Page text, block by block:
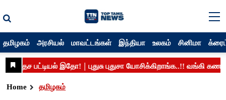
தமிழகம் அரசியல் மாவட்டங்கள் இந்தியா உலகம் சினிமா
Home தமிழகம்